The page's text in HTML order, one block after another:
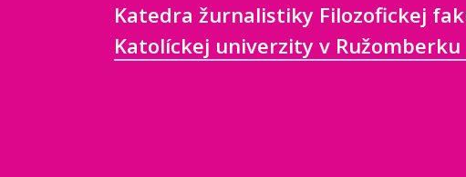
Katedra žurnalistiky Filozofickej
Katolíckej univerzity v Ružomberku